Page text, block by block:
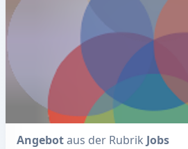
Angebotaus der Rubrik Jobs